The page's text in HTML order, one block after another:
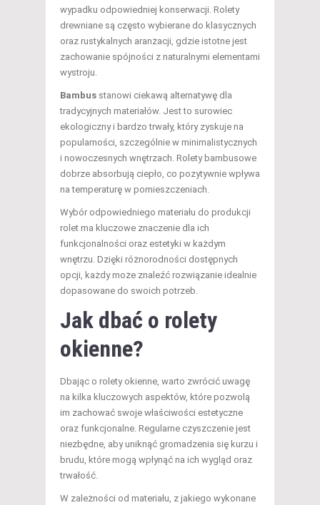
wypadku odpowiedniej konserwacji. Rolety
drewniane są często wybierane do klasycznych
oraz rustykalnych aranżacji, gdzie istotne jest
zachowanie spójności z naturalnymi elementami
wystroju.
Bambus stanowi ciekawą alternatywę dla
tradycyjnych materiałów. Jest to surowiec
ekologiczny i bardzo trwały, który zyskuje na
popularności, szczególnie w minimalistycznych
i nowoczesnych wnętrzach. Rolety bambusowe
dobrze absorbują ciepło, co pozytywnie wpływa
na temperaturę w pomieszczeniach.
Wybór odpowiedniego materiału do produkcji
rolet ma kluczowe znaczenie dla ich
funkcjonalności oraz estetyki w każdym
wnętrzu. Dzięki różnorodności dostępnych
opcji, każdy może znaleźć rozwiązanie idealnie
dopasowane do swoich potrzeb.
Jak dbać o rolety
okienne?
Dbając o rolety okienne, warto zwrócić uwagę
na kilka kluczowych aspektów, które pozwolą
im zachować swoje właściwości estetyczne
oraz funkcjonalne. Regularne czyszczenie jest
niezbędne, aby uniknąć gromadzenia się kurzu i
brudu, które mogą wpłynąć na ich wygląd oraz
trwałość.
W zależności od materiału, z jakiego wykonane